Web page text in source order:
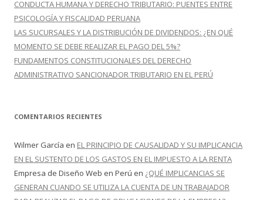
CONDUCTA HUMANA Y DERECHO TRIBUTARIO: PUENTES ENTRE
PSICOLOGÍA Y FISCALIDAD PERUANA
LAS SUCURSALES Y LA DISTRIBUCIÓN DE DIVIDENDOS: ¿EN QUÉ
MOMENTO SE DEBE REALIZAR EL PAGO DEL 5%?
FUNDAMENTOS CONSTITUCIONALES DEL DERECHO
ADMINISTRATIVO SANCIONADOR TRIBUTARIO EN EL PERÚ
COMENTARIOS RECIENTES
Wilmer García en EL PRINCIPIO DE CAUSALIDAD Y SU IMPLICANCIA
EN EL SUSTENTO DE LOS GASTOS EN EL IMPUESTO A LA RENTA
Empresa de Diseño Web en Perú en ¿QUÉ IMPLICANCIAS SE
GENERAN CUANDO SE UTILIZA LA CUENTA DE UN TRABAJADOR